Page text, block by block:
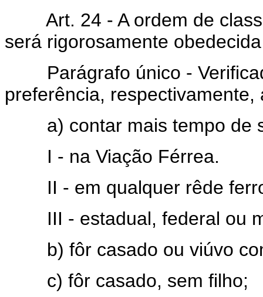
Art. 24 - A ordem de
será rigorosamente
Parágrafo único -
preferência, respectivamente,
a) contar mais tempo de
I - na Viação Férrea.
II - em qualquer rêde
III - estadual, federal ou
b) fôr casado ou viúvo
c) fôr casado, sem filho;